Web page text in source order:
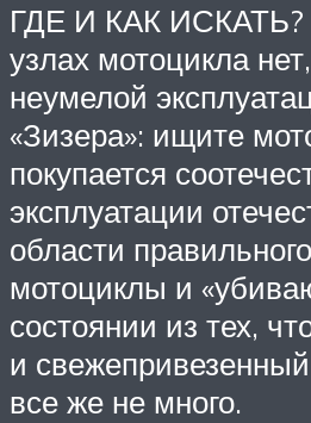
ГДЕ И КАК ИСКАТЬ?
узлах мотоцикла
неумелой
«Зизера»: ищите
покупается
эксплуатации
области
мотоциклы и
состоянии из тех,
и
все же не много.